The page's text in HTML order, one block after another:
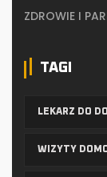
ZDROWIE I
TAGI
LEKARZ DO
WIZYTY